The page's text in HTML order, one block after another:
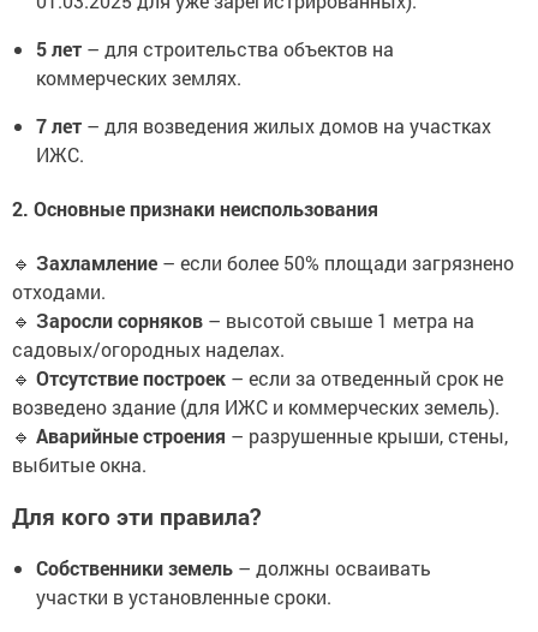
5 лет – для строительства объектов на
коммерческих землях.
7 лет – для возведения жилых домов на участках
ИЖС.
2. Основные признаки неиспользования
🔹 Захламление – если более 50% площади загрязнено
отходами.
🔹 Заросли сорняков – высотой свыше 1 метра на
садовых/огородных наделах.
🔹 Отсутствие построек – если за отведенный срок не
возведено здание (для ИЖС и коммерческих земель).
🔹 Аварийные строения – разрушенные крыши, стены,
выбитые окна.
Для кого эти правила?
Собственники земель – должны осваивать
участки в установленные сроки.